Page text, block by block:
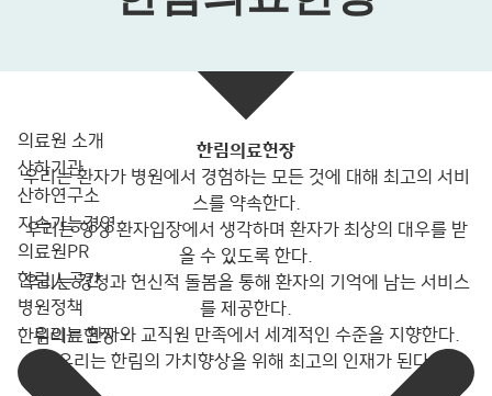
의료원 소개
산하기관
산하연구소
지속가능경영
의료원PR
한림人공간
병원정책
한림의료헌장
한림의료헌장
우리는 환자가 병원에서 경험하는 모든 것에 대해 최고의 서비
스를 약속한다.
우리는 항상 환자입장에서 생각하며 환자가 최상의 대우를 받
을 수 있도록 한다.
우리는 경청과 헌신적 돌봄을 통해 환자의 기억에 남는 서비스
를 제공한다.
우리는 환자와 교직원 만족에서 세계적인 수준을 지향한다.
우리는 한림의 가치향상을 위해 최고의 인재가 된다.